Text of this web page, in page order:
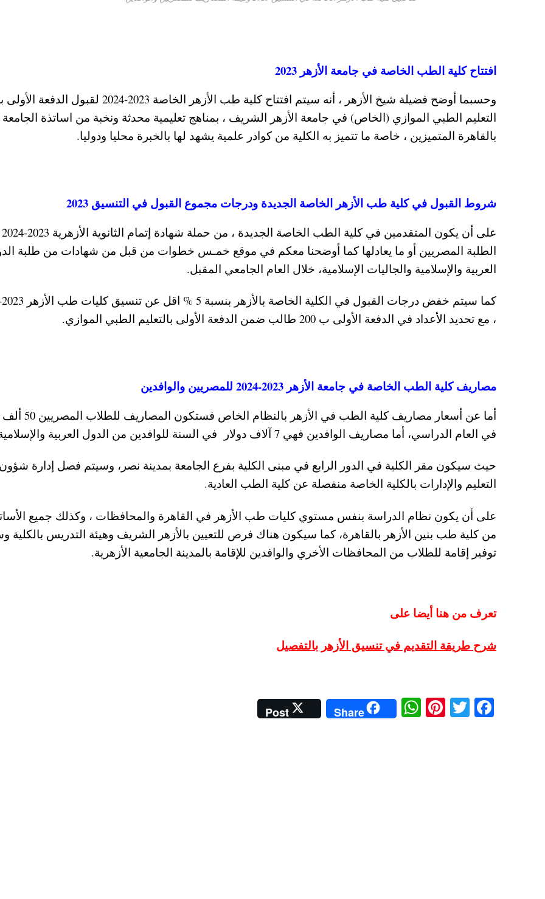
افتتاح كلية الطب الخاصة في جامعة الأزهر 2023
وحسبما أوضح فضيلة شيخ الأزهر ، أنه سيتم افتتاح كلية طب الأزهر الخاصة 2023-2024
التعليم الطبي الموازي (الخاص) في جامعة الأزهر الشريف ، بمناهج تعليمية محدثة ونخبة من اساتذة الجامعة
بالقاهرة المتميزين ، خاصة ما تتميز به الكلية من كوادر علمية يشهد لها بالخبرة محليا ودوليا.
شروط القبول في كلية طب الأزهر الخاصة الجديدة ودرجات مجموع القبول في التنسيق 2023
الطلبة المصريين أو ما يعادلها كما أوضحنا معكم في موقع خمـس خطوات من قبل من شهادات من طلبة
العربية والإسلامية والجاليات الإسلامية، خلال العام الجامعي المقبل.
، مع تحديد الأعداد في الدفعة الأولى ب 200 طالب ضمن الدفعة الأولى بالتعليم الطبي الموازي.
مصاريف كلية الطب الخاصة في جامعة الأزهر 2023-2024 للمصريين والوافدين
أما عن أسعار مصاريف كلية الطب في الأزهر
في العام الدراسي، أما مصاريف الوافدين فهي 7 آلاف دولار في السنة للوافدين من الدول العربية والإسلامية.
حيث سيكون مقر الكلية في الدور الرابع في مبنى الكلية بفرع الجامعة بمدينة نصر، وسيتم فصل إدارة
التعليم والإدارات بالكلية الخاصة منفصلة عن كلية الطب العادية.
على أن يكون نظام الدراسة بنفس مستوي كليات طب الأزهر في القاهرة والمحافظات ، وكذلك جميع
من كلية طب بنين الأزهر بالقاهرة، كما سيكون هناك فرص للتعيين بالأزهر الشريف وهيئة التدريس بالكلية
توفير إقامة للطلاب من المحافظات الأخري والوافدين للإقامة بالمدينة الجامعية الأزهرية.
تعرف من هنا أيضا على
شرح طريقة التقديم في تنسيق الأزهر بالتفصيل
Fa
ce
T
wi
Pi
nt
W
ha
Share
Post